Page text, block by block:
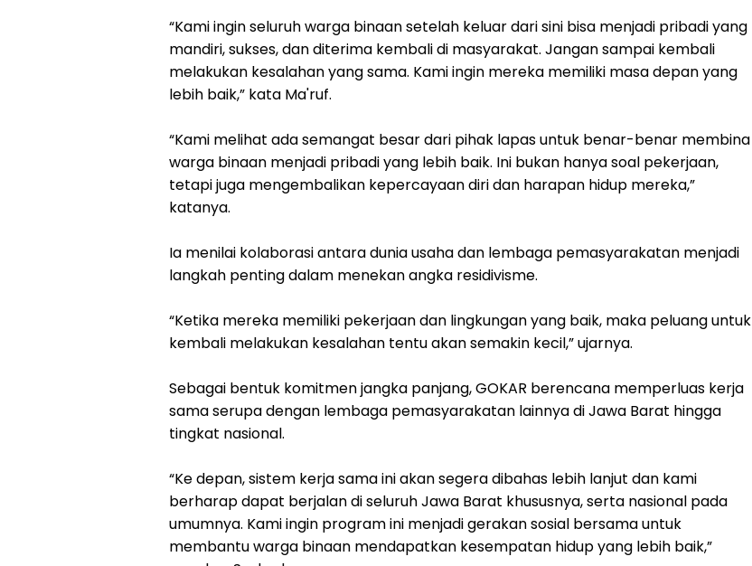
‎‎“Kami ingin seluruh warga binaan setelah keluar dari sini bisa menjadi pribadi yang
mandiri, sukses, dan diterima kembali di masyarakat. Jangan sampai kembali
melakukan kesalahan yang sama. Kami ingin mereka memiliki masa depan yang
lebih baik,” kata Ma'ruf.
‎‎“Kami melihat ada semangat besar dari pihak lapas untuk benar-benar membina
warga binaan menjadi pribadi yang lebih baik. Ini bukan hanya soal pekerjaan,
tetapi juga mengembalikan kepercayaan diri dan harapan hidup mereka,”
katanya.
‎‎Ia menilai kolaborasi antara dunia usaha dan lembaga pemasyarakatan menjadi
langkah penting dalam menekan angka residivisme.
‎“Ketika mereka memiliki pekerjaan dan lingkungan yang baik, maka peluang untuk
kembali melakukan kesalahan tentu akan semakin kecil,” ujarnya.
‎Sebagai bentuk komitmen jangka panjang, GOKAR berencana memperluas kerja
sama serupa dengan lembaga pemasyarakatan lainnya di Jawa Barat hingga
tingkat nasional.
‎‎“Ke depan, sistem kerja sama ini akan segera dibahas lebih lanjut dan kami
berharap dapat berjalan di seluruh Jawa Barat khususnya, serta nasional pada
umumnya. Kami ingin program ini menjadi gerakan sosial bersama untuk
membantu warga binaan mendapatkan kesempatan hidup yang lebih baik,”